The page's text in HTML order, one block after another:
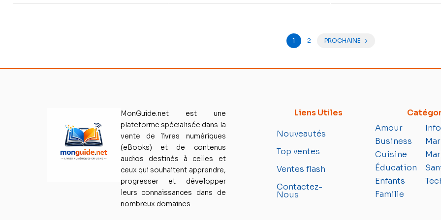
1 2 PROCHAINE
MonGuide.net est une
plateforme spécialisée dans la
vente de livres numériques
(eBooks) et de contenus
audios destinés à celles et
ceux qui souhaitent apprendre,
progresser et développer
leurs connaissances dans de
nombreux domaines.
Liens Utiles
Nouveautés
Top ventes
Ventes flash
Contactez-
Nous
Amour
Business
Cuisine
Éducation
Enfants
Famille